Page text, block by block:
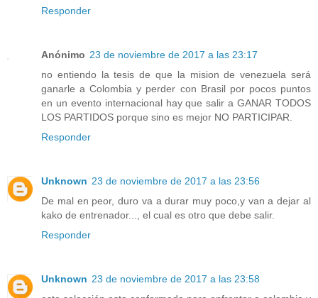
Responder
Anónimo 23 de noviembre de 2017 a las 23:17
no entiendo la tesis de que la mision de venezuela será
ganarle a Colombia y perder con Brasil por pocos puntos
en un evento internacional hay que salir a GANAR TODOS
LOS PARTIDOS porque sino es mejor NO PARTICIPAR.
Responder
Unknown 23 de noviembre de 2017 a las 23:56
De mal en peor, duro va a durar muy poco,y van a dejar al
kako de entrenador..., el cual es otro que debe salir.
Responder
Unknown 23 de noviembre de 2017 a las 23:58